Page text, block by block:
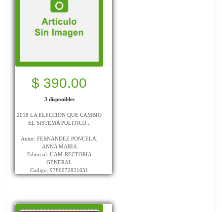
$ 390.00
3 disponibles
2018 LA ELECCION QUE CAMBIO
EL SISTEMA POLITICO...
Autor: FERNANDEZ PONCELA,
ANNA MARIA
Editorial: UAM-RECTORIA
GENERAL
Codigo: 9786072821651